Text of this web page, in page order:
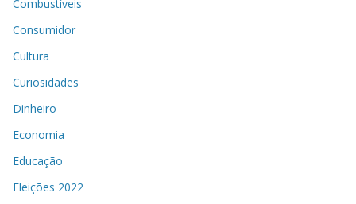
Combustíveis
Consumidor
Cultura
Curiosidades
Dinheiro
Economia
Educação
Eleições 2022